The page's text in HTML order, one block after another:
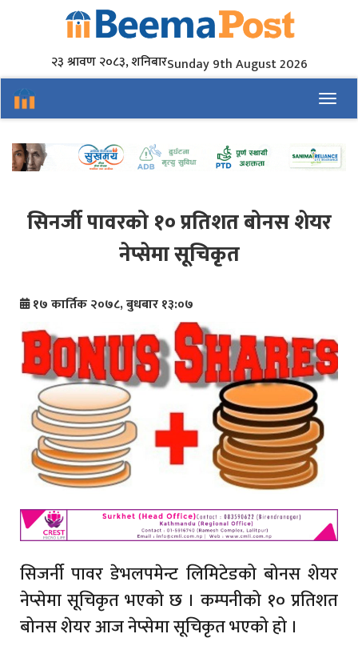
२३ श्रावण २०८३, शनिबारSunday 9th August 2026
सिनर्जी पावरको १० प्रतिशत बोनस शेयर
नेप्सेमा सूचिकृत
१७ कार्तिक २०७८, बुधबार १३:०७
सिजर्नी पावर डेभलपमेन्ट लिमिटेडको बोनस शेयर
नेप्सेमा सूचिकृत भएको छ । कम्पनीको १० प्रतिशत
बोनस शेयर आज नेप्सेमा सूचिकृत भएको हो ।